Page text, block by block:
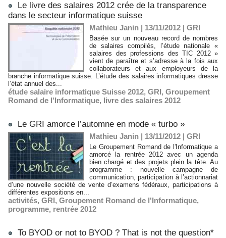
Le livre des salaires 2012 crée de la transparence
dans le secteur informatique suisse
Mathieu Janin | 13/11/2012 | GRI
Basée sur un nouveau record de nombres
de salaires compilés, l’étude nationale «
salaires des professions des TIC 2012 »
vient de paraître et s’adresse à la fois aux
collaborateurs et aux employeurs de la
branche informatique suisse. L’étude des salaires informatiques dresse
l’état annuel des...
étude salaire informatique Suisse 2012, GRI, Groupement
Romand de l'Informatique, livre des salaires 2012
Le GRI amorce l’automne en mode « turbo »
Mathieu Janin | 13/11/2012 | GRI
Le Groupement Romand de l'Informatique a
amorcé la rentrée 2012 avec un agenda
bien chargé et des projets plein la tête. Au
programme : nouvelle campagne de
communication, participation à l’actionnariat
d’une nouvelle société de vente d’examens fédéraux, participations à
différentes expositions en...
activités, GRI, Groupement Romand de l'Informatique,
programme, rentrée 2012
To BYOD or not to BYOD ? That is not the question*